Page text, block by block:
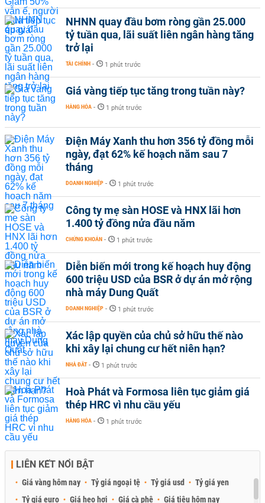
NHNN quay đầu bơm ròng gần 25.000
tỷ tuần qua, lãi suất liên ngân hàng tăng
trở lại
TÀI CHÍNH - 1 phút trước
Giá vàng tiếp tục tăng trong tuần này?
HÀNG HÓA - 1 phút trước
Điện Máy Xanh thu hơn 356 tỷ đồng mỗi
ngày, đạt 62% kế hoạch năm sau 7
tháng
DOANH NGHIỆP - 1 phút trước
Công ty mẹ sàn HOSE và HNX lãi hơn
1.400 tỷ đồng nửa đầu năm
CHỨNG KHOÁN - 1 phút trước
Diễn biến mới trong kế hoạch huy động
600 triệu USD của BSR ở dự án mở rộng
nhà máy Dung Quất
DOANH NGHIỆP - 1 phút trước
Xác lập quyền của chủ sở hữu thế nào
khi xây lại chung cư hết niên hạn?
NHÀ ĐẤT - 1 phút trước
Hoà Phát và Formosa liên tục giảm giá
thép HRC vì nhu cầu yếu
HÀNG HÓA - 1 phút trước
LIÊN KẾT NỔI BẬT
Giá vàng hôm nay Tỷ giá ngoại tệ Tỷ giá usd
Tỷ giá yen
Tỷ giá euro
Giá heo hơi Giá cà phê Giá tiêu hôm nay